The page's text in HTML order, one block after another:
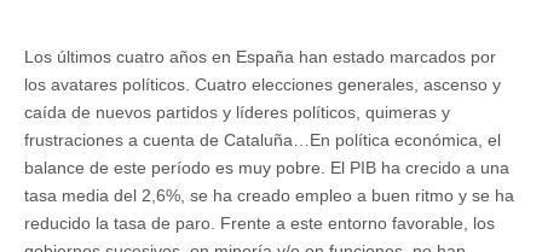
Los últimos cuatro años en España han estado marcados por
los avatares políticos. Cuatro elecciones generales, ascenso y
caída de nuevos partidos y líderes políticos, quimeras y
frustraciones a cuenta de Cataluña…En política económica, el
balance de este período es muy pobre. El PIB ha crecido a una
tasa media del 2,6%, se ha creado empleo a buen ritmo y se ha
reducido la tasa de paro. Frente a este entorno favorable, los